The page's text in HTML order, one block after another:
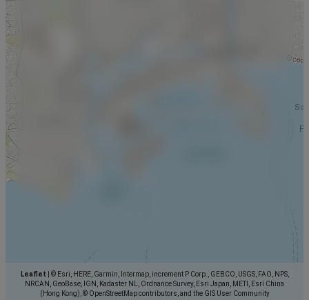
Leaflet
© Esri, HERE, Garmin, Intermap, increment P Corp., GEBCO, USGS, FAO, NPS,
NRCAN, GeoBase, IGN, Kadaster NL, Ordnance Survey, Esri Japan, METI, Esri China
(Hong Kong), © OpenStreetMap contributors, and the GIS User Community